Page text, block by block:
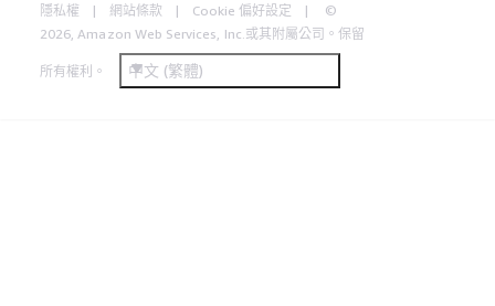
隱私權 網站條款 Cookie 偏好設定
©
2026, Amazon Web Services, Inc.或其附屬公司。保留
所有權利。 中文 (繁體)